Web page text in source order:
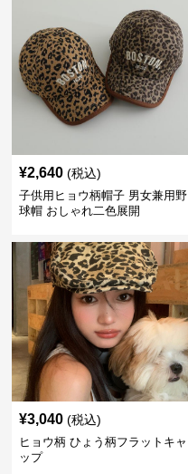
¥2,640 (税込)
子供用ヒョウ柄帽子 男女兼用野
球帽 おしゃれ二色展開
¥3,040 (税込)
ヒョウ柄 ひょう柄フラットキャ
ップ